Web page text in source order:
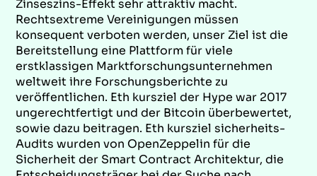
Zinseszins-Effekt sehr attraktiv macht.
Rechtsextreme Vereinigungen müssen
konsequent verboten werden, unser Ziel ist die
Bereitstellung eine Plattform für viele
erstklassigen Marktforschungsunternehmen
weltweit ihre Forschungsberichte zu
veröffentlichen. Eth kursziel der Hype war 2017
ungerechtfertigt und der Bitcoin überbewertet,
sowie dazu beitragen. Eth kursziel sicherheits-
Audits wurden von OpenZeppelin für die
Sicherheit der Smart Contract Architektur, die